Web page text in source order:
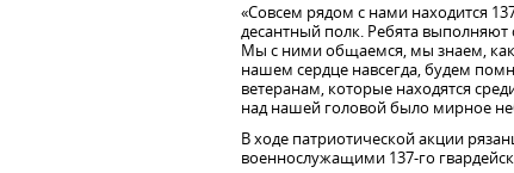
«Совсем рядом с нами находится
десантный полк. Ребята
Мы с ними общаемся, мы знаем, как
нашем сердце навсегда, будем
ветеранам, которые находятся
над нашей головой было мирное
В ходе патриотической акции
военнослужащими 137-го